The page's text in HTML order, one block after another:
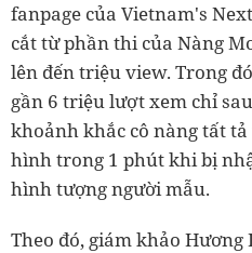
fanpage của Vietnam's
cắt từ phần thi của Nàng
lên đến triệu view. Trong
gần 6 triệu lượt xem chỉ
khoảnh khắc cô nàng tất
hình trong 1 phút khi bị
hình tượng người mẫu.
Theo đó, giám khảo